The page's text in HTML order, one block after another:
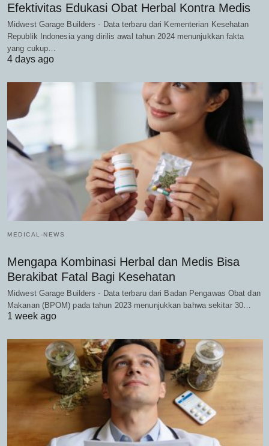
Efektivitas Edukasi Obat Herbal Kontra Medis
Midwest Garage Builders - Data terbaru dari Kementerian Kesehatan
Republik Indonesia yang dirilis awal tahun 2024 menunjukkan fakta
yang cukup…
4 days ago
MEDICAL-NEWS
Mengapa Kombinasi Herbal dan Medis Bisa
Berakibat Fatal Bagi Kesehatan
Midwest Garage Builders - Data terbaru dari Badan Pengawas Obat dan
Makanan (BPOM) pada tahun 2023 menunjukkan bahwa sekitar 30…
1 week ago